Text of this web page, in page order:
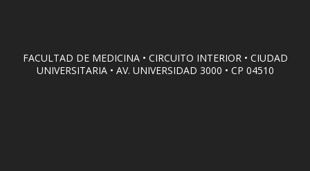
FACULTAD DE MEDICINA • CIRCUITO INTERIOR • CIUDAD
UNIVERSITARIA • AV. UNIVERSIDAD 3000 • CP 04510